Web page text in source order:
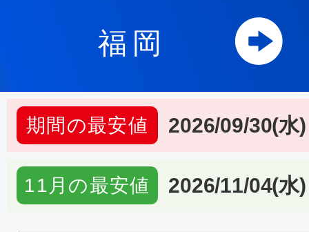
福岡
期間の最安値 2026/09/30(水)
11月の最安値 2026/11/04(水)